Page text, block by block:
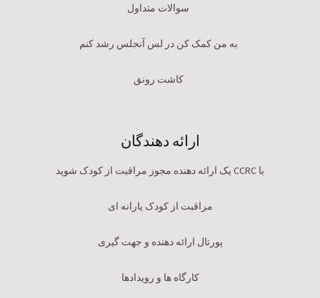
سوالات متداول
به من کمک کن در لس آنجلس رشد کنم
کاشت رونق
ارائه دهندگان
با CCRC یک ارائه دهنده مجوز مراقبت از کودک شوید
مراقبت از کودک یارانه ای
پورتال ارائه دهنده و جهت گیری
کارگاه ها و رویدادها